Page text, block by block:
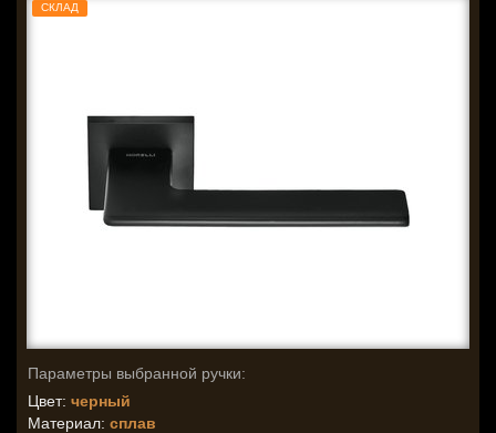
СКЛАД
Параметры выбранной ручки:
Цвет: черный
Материал: сплав